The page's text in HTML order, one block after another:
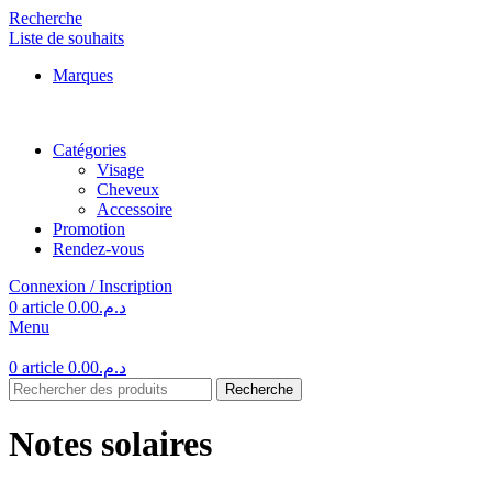
Recherche
Liste de souhaits
Marques
Catégories
Visage
Cheveux
Accessoire
Promotion
Rendez-vous
Connexion / Inscription
0 article د.م.0.00
Menu
0 article د.م.0.00
Recherche
Notes solaires